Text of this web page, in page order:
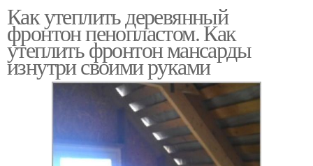
Как утеплить деревянный
фронтон пенопластом. Как
утеплить фронтон мансарды
изнутри своими руками